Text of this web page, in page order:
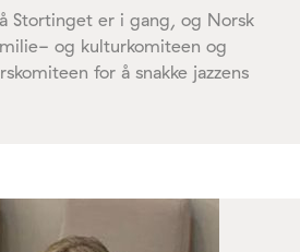
Stortinget er i gang, og Norsk
og kulturkomiteen og
for å snakke jazzens